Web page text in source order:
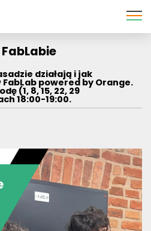
działają i jak
powered by Orange.
(1, 8, 15, 22, 29
18:00-19:00.